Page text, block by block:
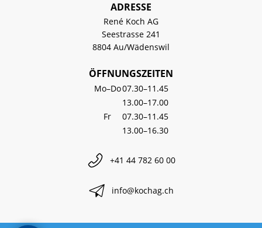
ADRESSE
René Koch AG
Seestrasse 241
8804 Au/Wädenswil
ÖFFNUNGSZEITEN
Mo–Do07.30–11.45
13.00–17.00
Fr
07.30–11.45
13.00–16.30
+41 44 782 60 00
info@kochag.ch